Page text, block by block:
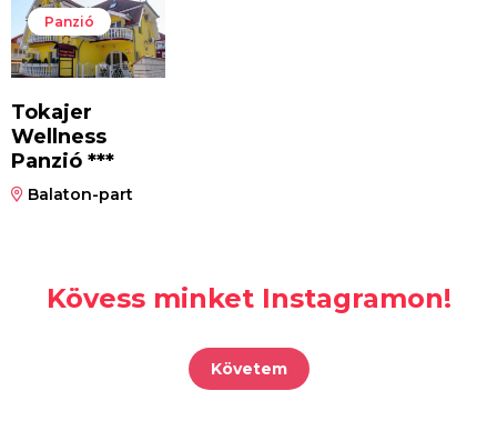
Panzió
Tokajer
Wellness
Panzió ***
Balaton-part
Kövess minket Instagramon!
Követem